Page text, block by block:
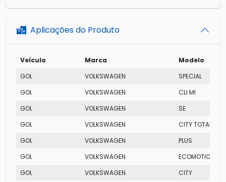
Aplicações do Produto
Veículo Marca
Modelo
GOL
VOLKSWAGEN
SPECIAL
GOL
VOLKSWAGEN
CLI MI
GOL
VOLKSWAGEN
SE
GOL
VOLKSWAGEN
CITY TOTAL FLEX
GOL
VOLKSWAGEN
PLUS
GOL
VOLKSWAGEN
ECOMOTION
GOL
VOLKSWAGEN
CITY